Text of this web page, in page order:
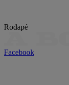
Rodapé
Facebook